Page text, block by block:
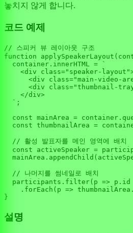
놓치지 않게 합니다.
코드 예제
// 스피커 뷰 레이아웃 구조
function
applySpeakerLayout (
  container.
innerHTML =
`
<div class="speaker-
<div class="main-video-
<div class="thumbnail-
    </div>
  `
;
const mainArea = container.
const thumbnailArea =
// 활성 발표자를 메인 영역에 배치
const activeSpeaker =
  mainArea.
appendChild
// 나머지를 썸네일로 배치
  participants.
filter( p => p. id
    .
forEach ( p => thumbnailArea.
설명